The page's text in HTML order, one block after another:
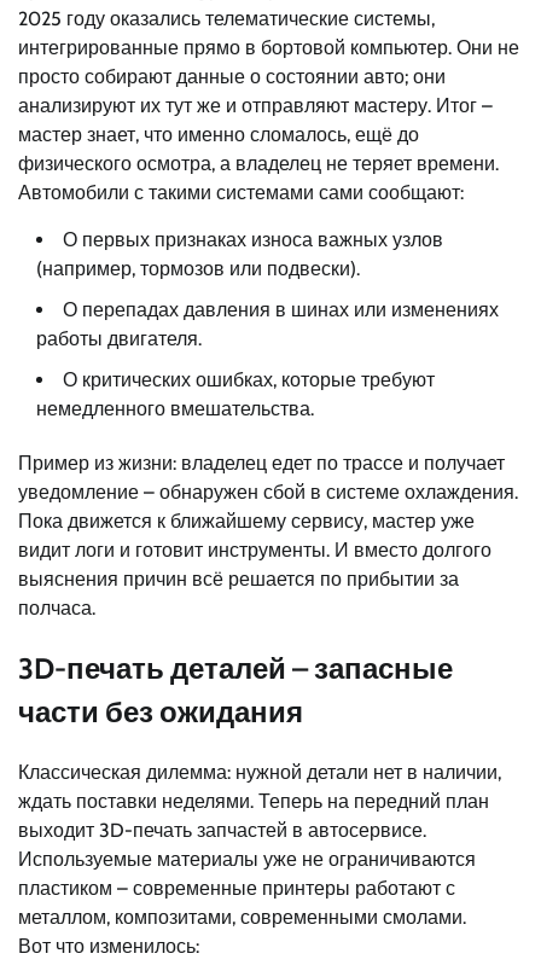
2025 году оказались телематические системы,
интегрированные прямо в бортовой компьютер. Они не
просто собирают данные о состоянии авто; они
анализируют их тут же и отправляют мастеру. Итог –
мастер знает, что именно сломалось, ещё до
физического осмотра, а владелец не теряет времени.
Автомобили с такими системами сами сообщают:
О первых признаках износа важных узлов
(например, тормозов или подвески).
О перепадах давления в шинах или изменениях
работы двигателя.
О критических ошибках, которые требуют
немедленного вмешательства.
Пример из жизни: владелец едет по трассе и получает
уведомление – обнаружен сбой в системе охлаждения.
Пока движется к ближайшему сервису, мастер уже
видит логи и готовит инструменты. И вместо долгого
выяснения причин всё решается по прибытии за
полчаса.
3D-печать деталей – запасные
части без ожидания
Классическая дилемма: нужной детали нет в наличии,
ждать поставки неделями. Теперь на передний план
выходит 3D-печать запчастей в автосервисе.
Используемые материалы уже не ограничиваются
пластиком – современные принтеры работают с
металлом, композитами, современными смолами.
Вот что изменилось: